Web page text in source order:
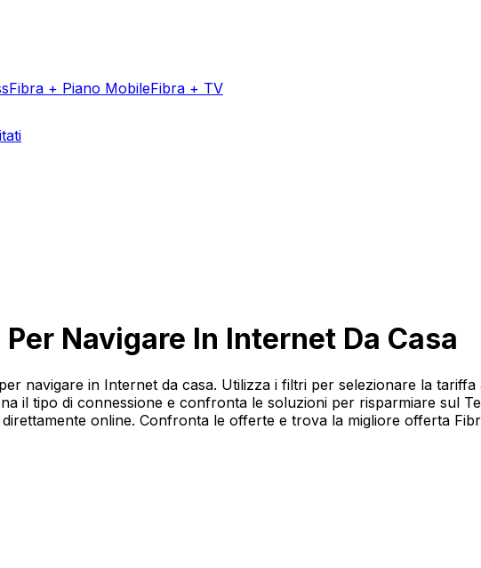
Fibra + Piano MobileFibra + TV
Navigare In Internet Da Casa
navigare in Internet da casa. Utilizza i filtri per selezionare la
il tipo di connessione e confronta le soluzioni per risparmiare sul
online. Confronta le offerte e trova la migliore offerta